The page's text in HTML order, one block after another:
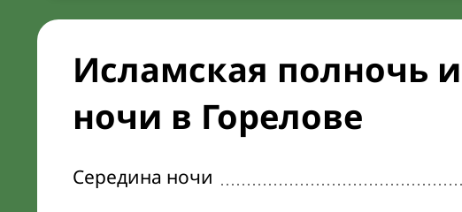
Исламская полночь
ночи в Горелове
Середина ночи